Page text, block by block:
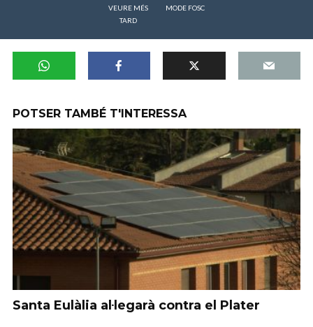
VEURE MÉS
TARD
MODE FOSC
POTSER TAMBÉ T'INTERESSA
Santa Eulàlia al·legarà contra el Plater